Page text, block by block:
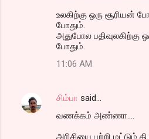
உலகிற்கு ஒரு சூரியன்
போதும்.
அதுபோல
போதும்.
11:06 AM
சிம்பா said…
வணக்கம் அண்ணா....
அரிசியை பற்றி மட்டும்